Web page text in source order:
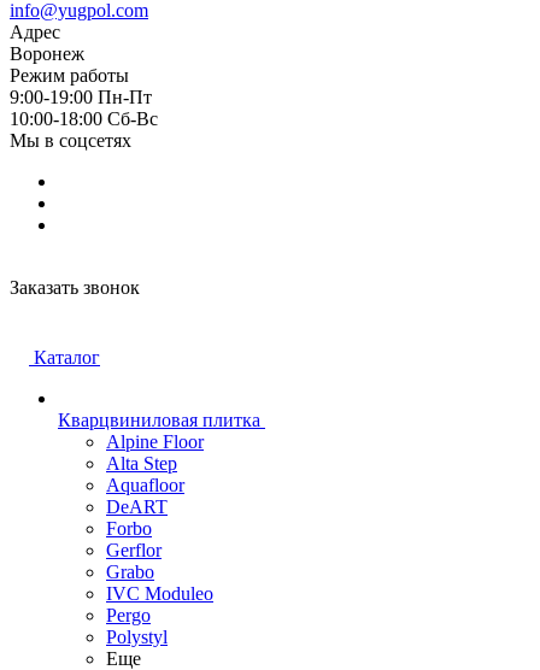
info@yugpol.com
Адрес
Воронеж
Режим работы
9:00-19:00 Пн-Пт
10:00-18:00 Cб-Вс
Мы в соцсетях
Заказать звонок
Каталог
Кварцвиниловая плитка
Alpine Floor
Alta Step
Aquafloor
DeART
Forbo
Gerflor
Grabo
IVC Moduleo
Pergo
Polystyl
Еще